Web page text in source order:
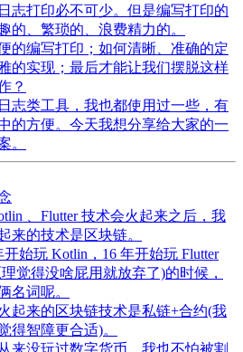
志打印必不可少。但是编写打印的
的、繁琐的、浪费精力的。
的编写打印；如何清晰、准确的定
的实现；最后才能让我们摆脱这样
？
志类工具，我也都使用过一些，有
的方便。今天我想分享给大家的一
。
、Flutter 技术会火起来之后，我
来的技术是区块链。
始玩 Kotlin，16 年开始玩 Flutter
觉得没啥屁用就放弃了)的时候，
名词呢。
起来的区块链技术是私链+合约(我
得智障更合适)。
来没玩过数字货币，我也不怕被割